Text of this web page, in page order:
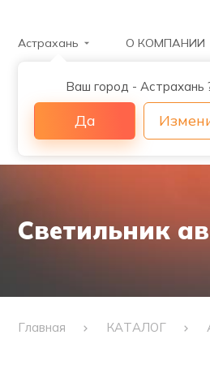
Астрахань
Ваш город - Астрахань
Да
О КОМПАНИИ
Светильник
Главная КАТАЛОГ